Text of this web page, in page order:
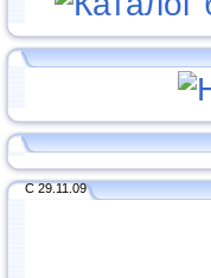
С 29.11.09